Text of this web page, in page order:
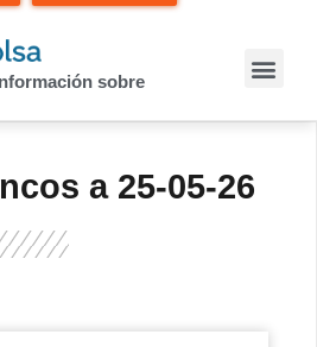
sobre
a 25-05-26